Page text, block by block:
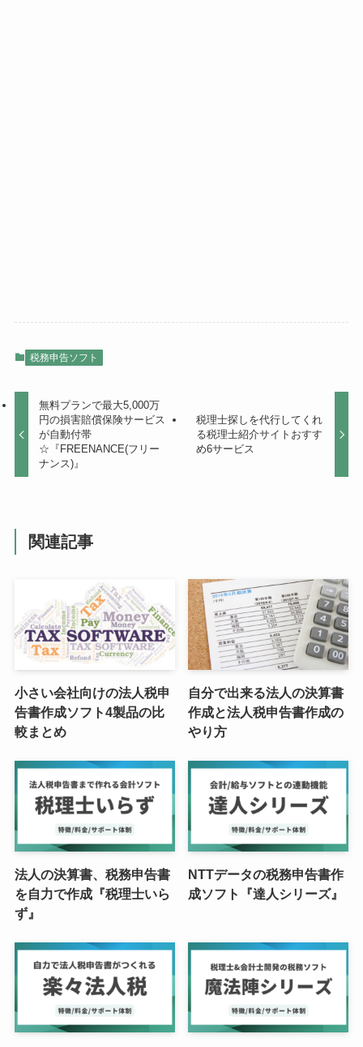
税務申告ソフト
無料プランで最大5,000万
円の損害賠償保険サービス
が自動付帯
☆『FREENANCE(フリー
ナンス)』
税理士探しを代行してくれ
る税理士紹介サイトおすす
め6サービス
関連記事
小さい会社向けの法人税申
告書作成ソフト4製品の比
較まとめ
自分で出来る法人の決算書
作成と法人税申告書作成の
やり方
法人の決算書、税務申告書
を自力で作成『税理士いら
ず』
NTTデータの税務申告書作
成ソフト『達人シリーズ』